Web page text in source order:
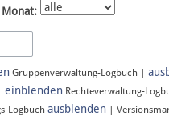
Gruppenverwaltung-Logbuch |
einblenden Rechteverwaltung-
Logbuch ausblenden |